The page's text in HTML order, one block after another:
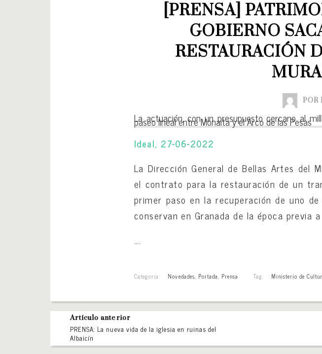
[PRENSA]
GOBIERNO
RESTAURACIÓN
POR
La actuación, con un presupuesto cercano al
paseo lineal entre Monaita y el Arco de las Pesas
Ideal, 27-06-2022
La Dirección General de Bellas Artes del
el contrato para la restauración de un
primer paso en la recuperación de uno
conservan en Granada de la época previa
….
Categoría: Novedades, Portada, Prensa Tag: Ministerio de
Artículo anterior
PRENSA: La nueva vida de la iglesia en ruinas del
Albaicín